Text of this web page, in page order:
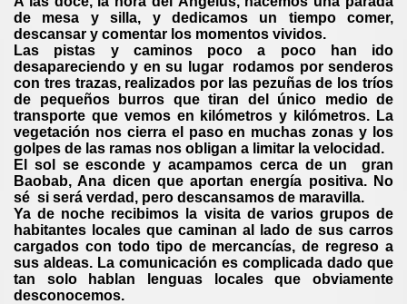
de mesa y silla, y dedicamos un tiempo comer,
descansar y comentar los momentos vividos.
Las pistas y caminos poco a poco han ido
desapareciendo y en su lugar rodamos por senderos
con tres trazas, realizados por las pezuñas de los tríos
de pequeños burros que tiran del único medio de
transporte que vemos en kilómetros y kilómetros. La
vegetación nos cierra el paso en muchas zonas y los
golpes de las ramas nos obligan a limitar la velocidad.
El sol se esconde y acampamos cerca de un gran
Baobab, Ana dicen que aportan energía positiva. No
sé si será verdad, pero descansamos de maravilla.
Ya de noche recibimos la visita de varios grupos de
habitantes locales que caminan al lado de sus carros
cargados con todo tipo de mercancías, de regreso a
sus aldeas. La comunicación es complicada dado que
tan solo hablan lenguas locales que obviamente
desconocemos.